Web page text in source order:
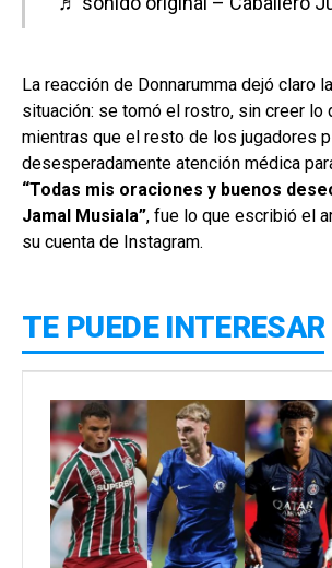
La reacción de Donnarumma dejó claro
situación: se tomó el rostro, sin creer lo
mientras que el resto de los jugadores
desesperadamente atención médica
“Todas mis oraciones y buenos
Jamal Musiala”, fue lo que escribió el
su cuenta de Instagram.
TE PUEDE INTERESAR